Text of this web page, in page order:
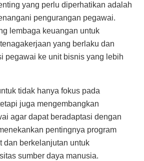
yang perlu diperhatikan adalah
pengurangan pegawai.
lembaga keuangan untuk
yang berlaku dan
pegawai ke unit bisnis yang lebih
tidak hanya fokus pada
juga mengembangkan
agar dapat beradaptasi dengan
pentingnya program
dan berkelanjutan untuk
sumber daya manusia.